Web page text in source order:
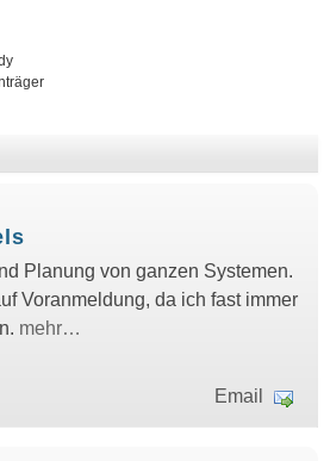
Planung von ganzen Systemen.
Voranmeldung, da ich fast immer
mehr…
Email